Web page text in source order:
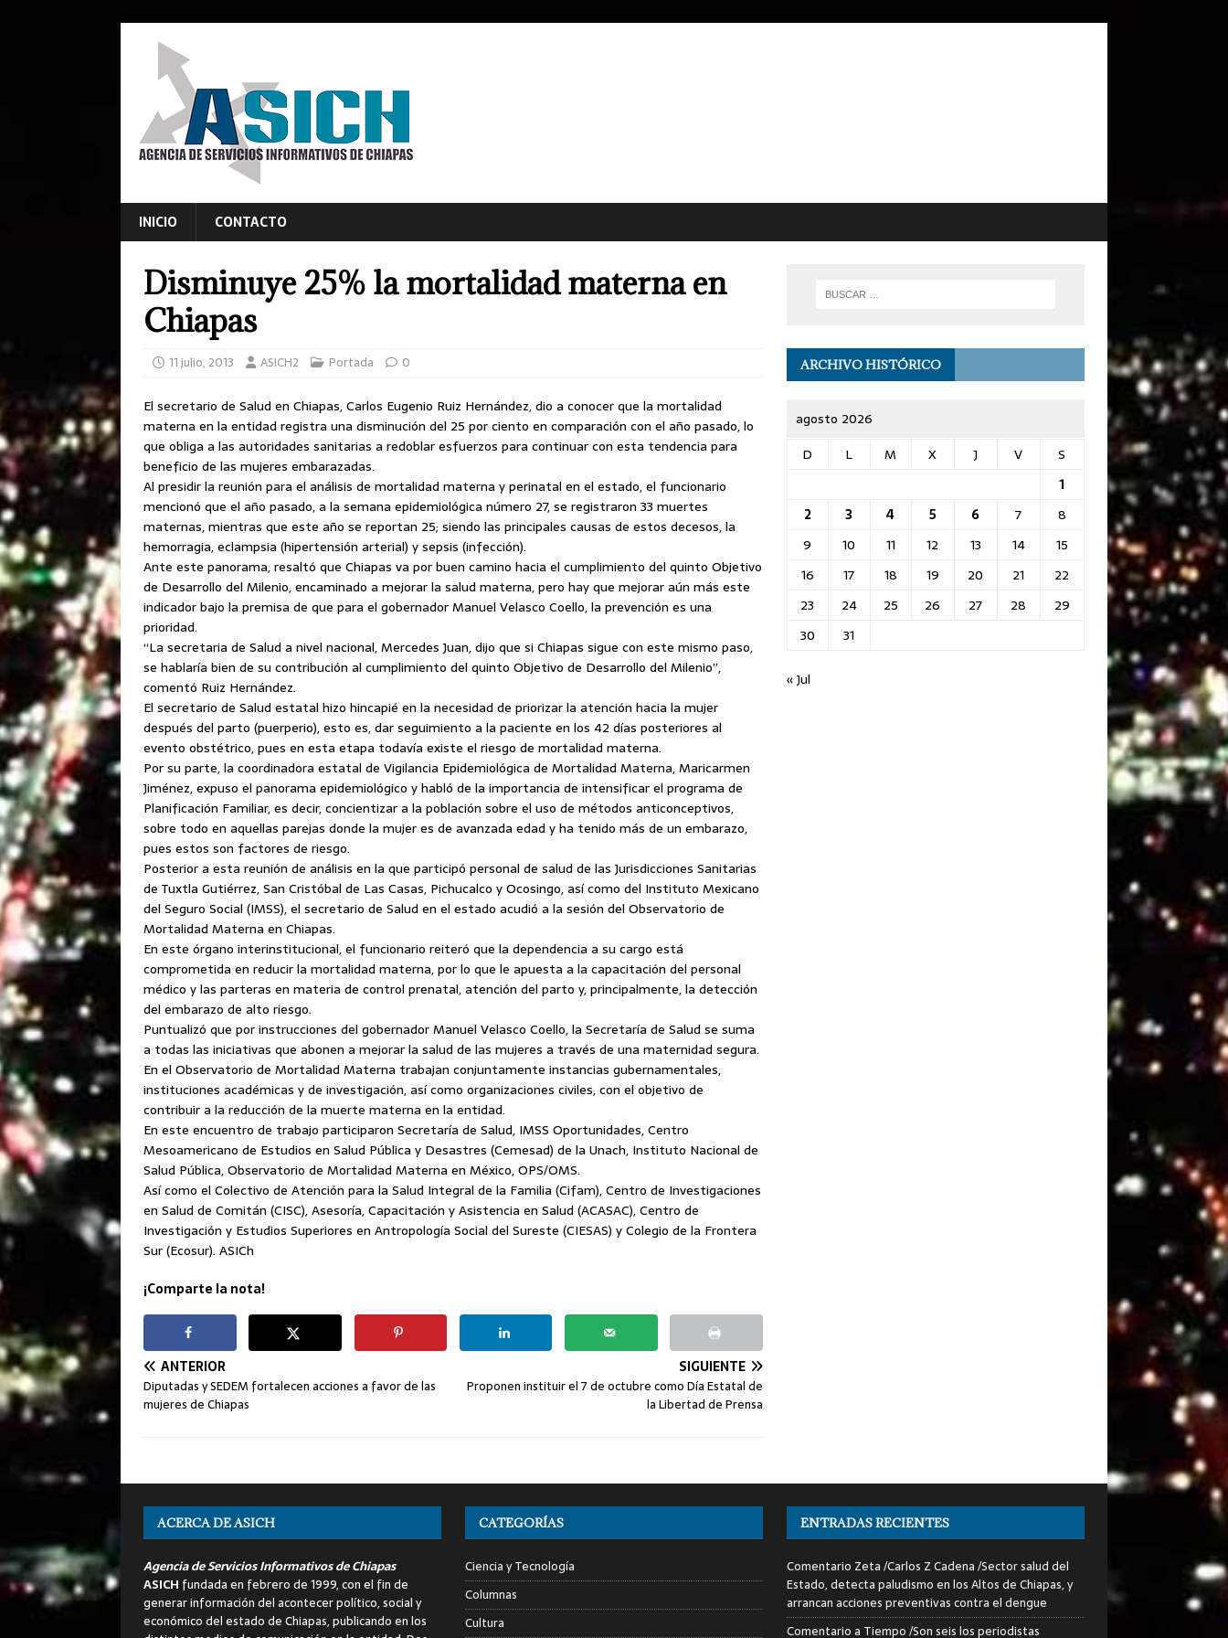
INICIO CONTACTO
Disminuye 25% la mortalidad materna en
Chiapas
11 julio, 2013 ASICH2 Portada 0
El secretario de Salud en Chiapas, Carlos Eugenio Ruiz Hernández, dio a conocer que la mortalidad
materna en la entidad registra una disminución del 25 por ciento en comparación con el año pasado, lo
que obliga a las autoridades sanitarias a redoblar esfuerzos para continuar con esta tendencia para
beneficio de las mujeres embarazadas.
Al presidir la reunión para el análisis de mortalidad materna y perinatal en el estado, el funcionario
mencionó que el año pasado, a la semana epidemiológica número 27, se registraron 33 muertes
maternas, mientras que este año se reportan 25; siendo las principales causas de estos decesos, la
hemorragia, eclampsia (hipertensión arterial) y sepsis (infección).
Ante este panorama, resaltó que Chiapas va por buen camino hacia el cumplimiento del quinto Objetivo
de Desarrollo del Milenio, encaminado a mejorar la salud materna, pero hay que mejorar aún más este
indicador bajo la premisa de que para el gobernador Manuel Velasco Coello, la prevención es una
prioridad.
“La secretaria de Salud a nivel nacional, Mercedes Juan, dijo que si Chiapas sigue con este mismo paso,
se hablaría bien de su contribución al cumplimiento del quinto Objetivo de Desarrollo del Milenio”,
comentó Ruiz Hernández.
El secretario de Salud estatal hizo hincapié en la necesidad de priorizar la atención hacia la mujer
después del parto (puerperio), esto es, dar seguimiento a la paciente en los 42 días posteriores al
evento obstétrico, pues en esta etapa todavía existe el riesgo de mortalidad materna.
Por su parte, la coordinadora estatal de Vigilancia Epidemiológica de Mortalidad Materna, Maricarmen
Jiménez, expuso el panorama epidemiológico y habló de la importancia de intensificar el programa de
Planificación Familiar, es decir, concientizar a la población sobre el uso de métodos anticonceptivos,
sobre todo en aquellas parejas donde la mujer es de avanzada edad y ha tenido más de un embarazo,
pues estos son factores de riesgo.
Posterior a esta reunión de análisis en la que participó personal de salud de las Jurisdicciones Sanitarias
de Tuxtla Gutiérrez, San Cristóbal de Las Casas, Pichucalco y Ocosingo, así como del Instituto Mexicano
del Seguro Social (IMSS), el secretario de Salud en el estado acudió a la sesión del Observatorio de
Mortalidad Materna en Chiapas.
En este órgano interinstitucional, el funcionario reiteró que la dependencia a su cargo está
comprometida en reducir la mortalidad materna, por lo que le apuesta a la capacitación del personal
médico y las parteras en materia de control prenatal, atención del parto y, principalmente, la detección
del embarazo de alto riesgo.
Puntualizó que por instrucciones del gobernador Manuel Velasco Coello, la Secretaría de Salud se suma
a todas las iniciativas que abonen a mejorar la salud de las mujeres a través de una maternidad segura.
En el Observatorio de Mortalidad Materna trabajan conjuntamente instancias gubernamentales,
instituciones académicas y de investigación, así como organizaciones civiles, con el objetivo de
contribuir a la reducción de la muerte materna en la entidad.
En este encuentro de trabajo participaron Secretaría de Salud, IMSS Oportunidades, Centro
Mesoamericano de Estudios en Salud Pública y Desastres (Cemesad) de la Unach, Instituto Nacional de
Salud Pública, Observatorio de Mortalidad Materna en México, OPS/OMS.
Así como el Colectivo de Atención para la Salud Integral de la Familia (Cifam), Centro de Investigaciones
en Salud de Comitán (CISC), Asesoría, Capacitación y Asistencia en Salud (ACASAC), Centro de
Investigación y Estudios Superiores en Antropología Social del Sureste (CIESAS) y Colegio de la Frontera
Sur (Ecosur). ASICh
¡Comparte la nota!
ANTERIOR
Diputadas y SEDEM fortalecen acciones a favor de las
mujeres de Chiapas
SIGUIENTE
Proponen instituir el 7 de octubre como Día Estatal de
la Libertad de Prensa
ARCHIVO HISTÓRICO
agosto 2026
D
L M X J V
S
1
2
3 4 5 6 7
8
9
10 11 12 13 14
15
16
17 18 19 20 21
22
23
24 25 26 27 28
29
30
31
« Jul
ACERCA DE ASICH
Agencia de Servicios Informativos de Chiapas
ASICH fundada en febrero de 1999, con el fin de
generar información del acontecer político, social y
económico del estado de Chiapas, publicando en los
CATEGORÍAS
Ciencia y Tecnología
Columnas
Cultura
ENTRADAS RECIENTES
Comentario Zeta /Carlos Z Cadena /Sector salud del
Estado, detecta paludismo en los Altos de Chiapas, y
arrancan acciones preventivas contra el dengue
Comentario a Tiempo /Son seis los periodistas